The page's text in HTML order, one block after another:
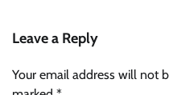
Leave a Reply
Your email address will not